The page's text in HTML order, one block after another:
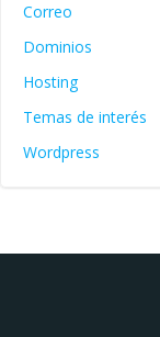
Correo
Dominios
Hosting
Temas de interés
Wordpress